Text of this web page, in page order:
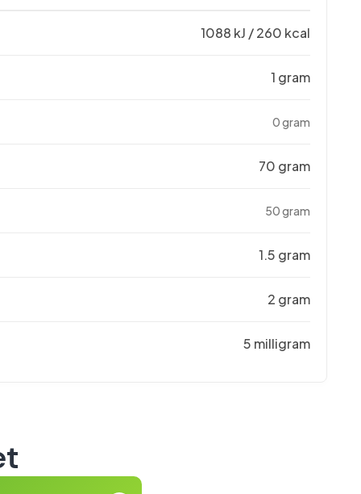
1088 kJ / 260 kcal
1 gram
0 gram
70 gram
50 gram
1.5 gram
2 gram
5 milligram